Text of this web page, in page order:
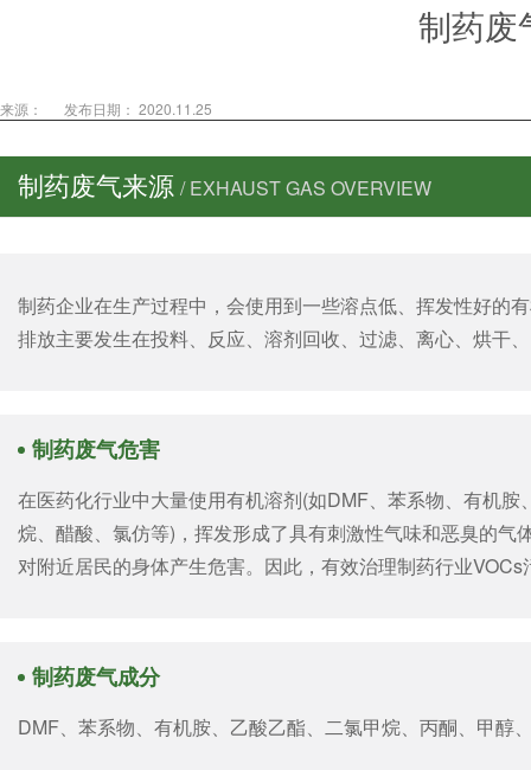
制药废
来源： 发布日期： 2020.11.25
制药废气来源 / EXHAUST GAS OVERVIEW
制药企业在生产过程中，会使用到一些溶点低、挥发性好的
排放主要发生在投料、反应、溶剂回收、过滤、离心、烘干
制药废气危害
在医药化行业中大量使用有机溶剂(如DMF、苯系物、有机
烷、醋酸、氯仿等)，挥发形成了具有刺激性气味和恶臭的
对附近居民的身体产生危害。因此，有效治理制药行业
制药废气成分
DMF、苯系物、有机胺、乙酸乙酯、二氯甲烷、丙酮、甲醇